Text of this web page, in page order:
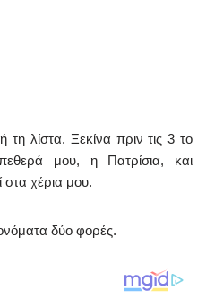
λίστα. Ξεκίνα πριν τις 3 το
μου, η Πατρίσια, και
χέρια μου.
δύο φορές.